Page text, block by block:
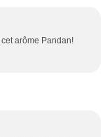
arôme Pandan!